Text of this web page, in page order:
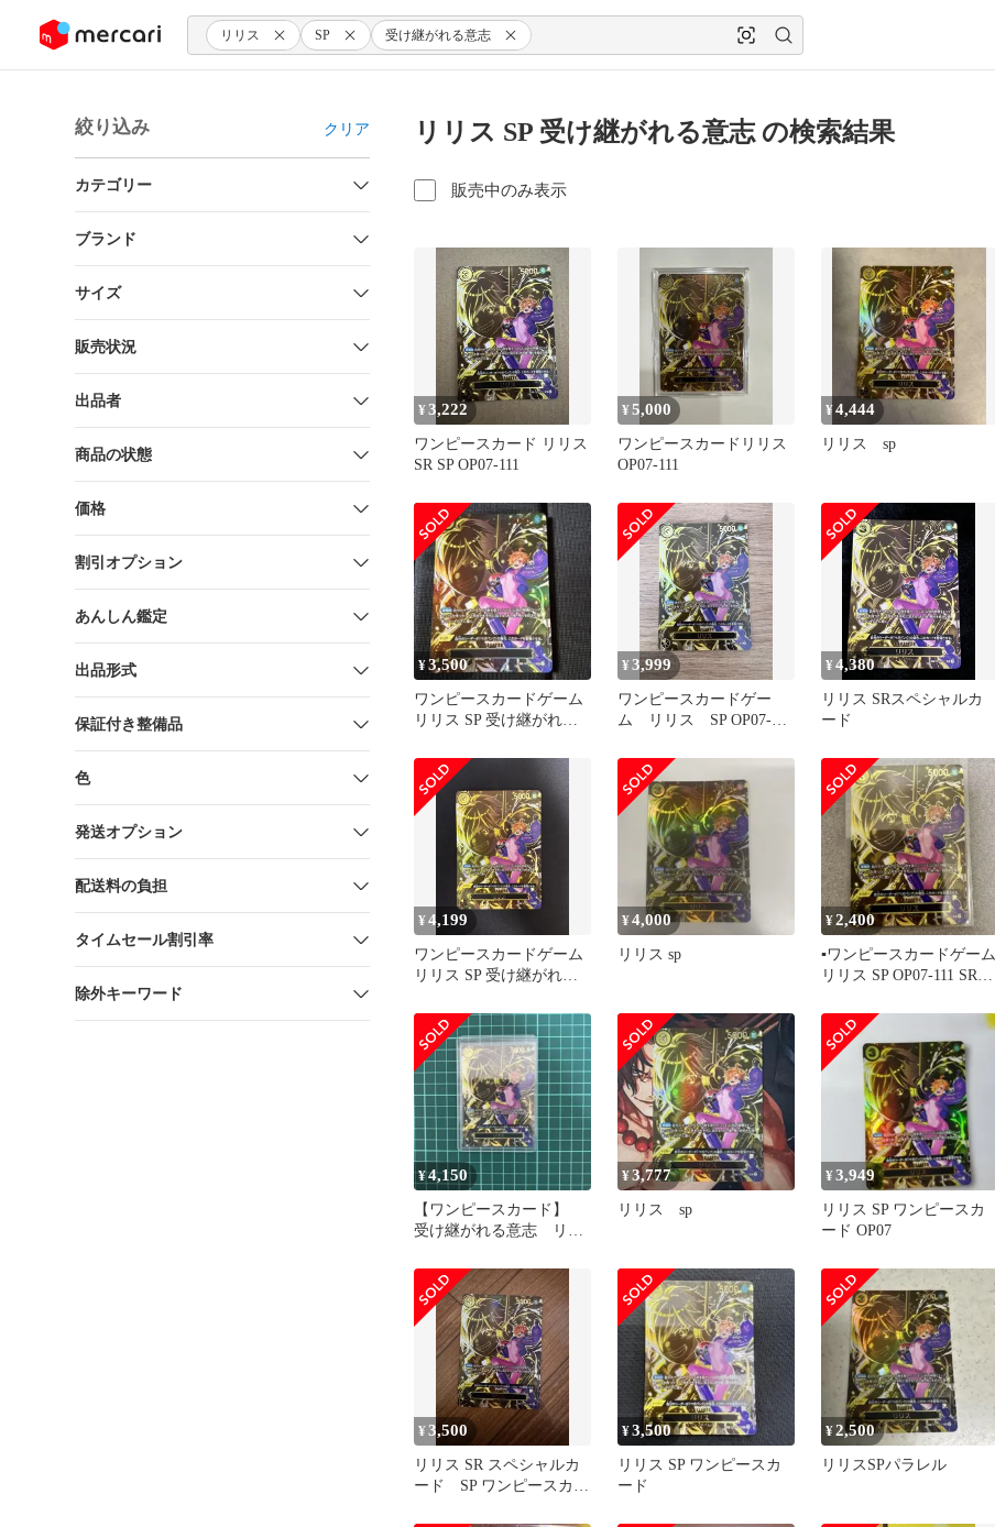
ツにスキップ リリス SP 受け継がれる意志
絞り込み クリア
カテゴリー
ブランド
サイズ
販売状況
出品者
商品の状態
価格
割引オプション
あんしん鑑定
出品形式
保証付き整備品
色
発送オプション
配送料の負担
タイムセール割引率
除外キーワード
リリス SP 受け継がれる意志 の検索結果
販売中のみ表示
¥3,222
ワンピースカード リリス
SR SP OP07-111
¥5,000
ワンピースカードリリス
OP07-111
¥4,444
リリス sp
¥3,500
ワンピースカードゲーム
リリス SP 受け継がれる
¥3,999
ワンピースカードゲー
ム リリス SP OP07-
¥4,380
リリス SRスペシャルカ
ード
¥4,199
ワンピースカードゲーム
リリス SP 受け継がれる
¥4,000
リリス sp
¥2,400
▪️ワンピースカードゲーム
リリス SP OP07-111 SR
¥4,150
【ワンピースカード】
受け継がれる意志 リリ
¥3,777
リリス sp
¥3,949
リリス SP ワンピースカ
ード OP07
¥3,500
リリス SR スペシャルカ
ード SP ワンピースカー
¥3,500
リリス SP ワンピースカ
ード
¥2,500
リリスSPパラレル